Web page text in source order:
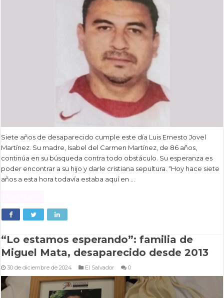
Siete años de desaparecido cumple este día Luis Ernesto Jovel
Martínez. Su madre, Isabel del Carmen Martínez, de 86 años,
continúa en su búsqueda contra todo obstáculo. Su esperanza es
poder encontrar a su hijo y darle cristiana sepultura. “Hoy hace siete
años a esta hora todavía estaba aquí en …
“Lo estamos esperando”: familia de
Miguel Mata, desaparecido desde 2013
30 de diciembre de 2024 El Salvador 0